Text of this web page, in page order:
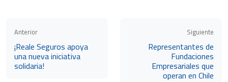
Anterior
¡Reale Seguros apoya
una nueva iniciativa
solidaria!
Siguiente
Representantes de
Fundaciones
Empresariales que
operan en Chile